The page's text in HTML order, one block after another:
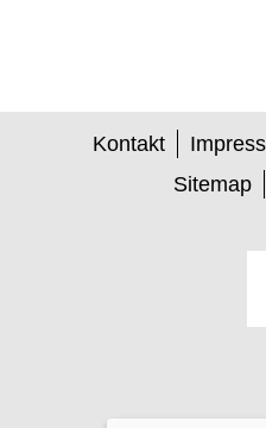
Kontakt
Sitemap